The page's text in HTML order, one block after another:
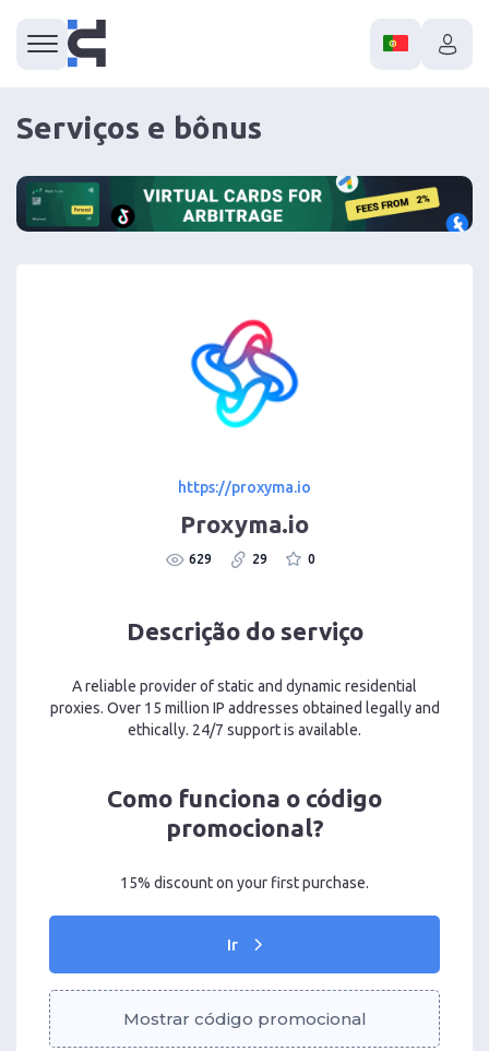
Serviços e bônus
https://proxyma.io
Proxyma.io
629 29 0
Descrição do serviço
A reliable provider of static and dynamic residential
proxies. Over 15 million IP addresses obtained legally and
ethically. 24/7 support is available.
Como funciona o código
promocional?
15% discount on your first purchase.
Ir
Mostrar código promocional